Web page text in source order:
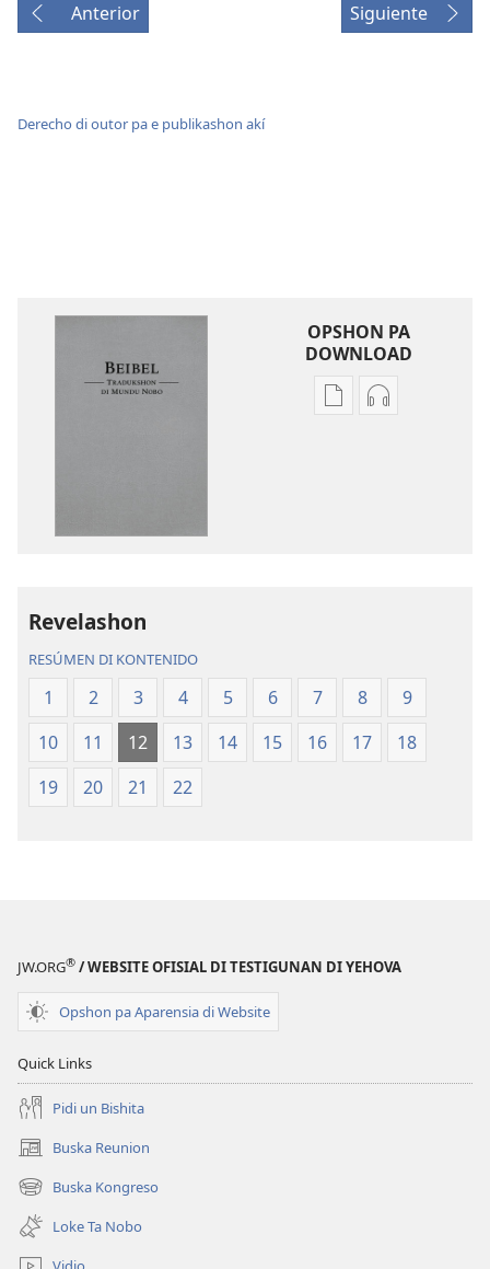
Anterior Siguiente
Derecho di outor pa e publikashon akí
OPSHON PA
DOWNLOAD
OpshonOpshon
Revelashon
RESÚMEN DI KONTENIDO
1 2 3 4 5 6 7 8
9
10
11 12 13 14 15 16 17
18
19
20 21 22
JW.ORG® / WEBSITE OFISIAL DI TESTIGUNAN DI YEHOVA
Opshon pa Aparensia di Website
Quick Links
Pidi un Bishita
Buska Reunion
(opens
new
window)
Buska Kongreso
(opens
new
window)
Loke Ta Nobo